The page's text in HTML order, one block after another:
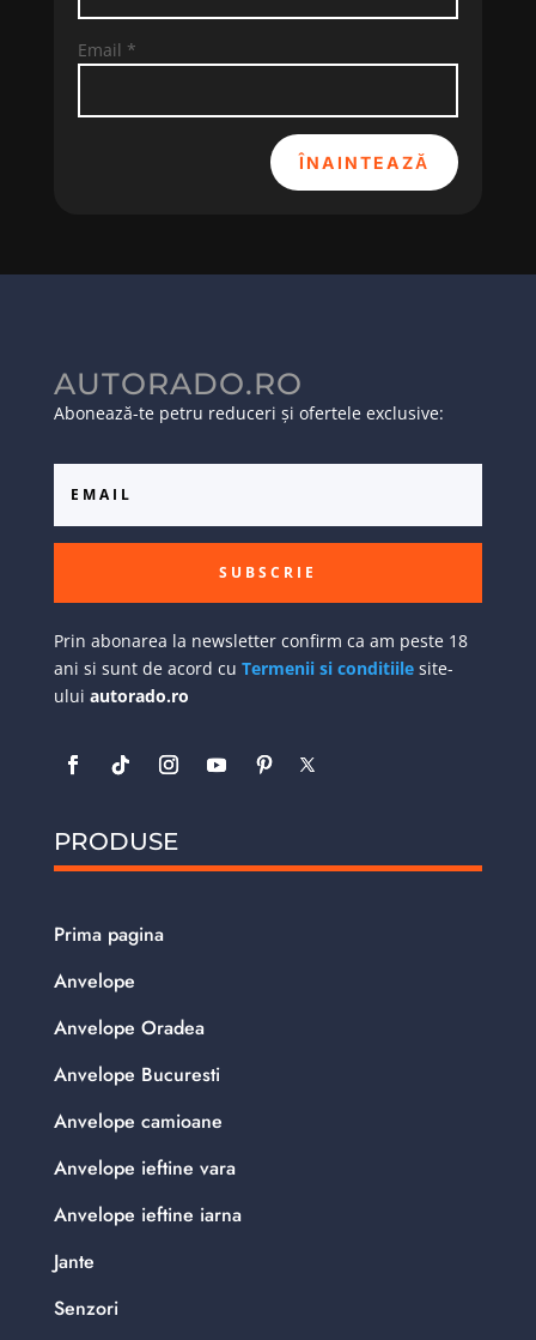
Email *
ÎNAINTEAZĂ
AUTORADO.RO
Abonează-te petru reduceri și ofertele exclusive:
SUBSCRIE
Prin abonarea la newsletter confirm ca am peste 18
ani si sunt de acord cu Termenii si conditiilesite-
ului autorado.ro
PRODUSE
Prima pagina
Anvelope
Anvelope Oradea
Anvelope Bucuresti
Anvelope camioane
Anvelope ieftine vara
Anvelope ieftine iarna
Jante
Senzori